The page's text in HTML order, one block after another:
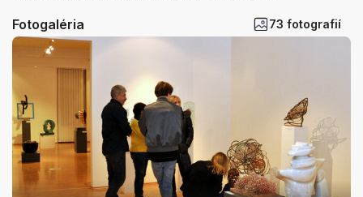
Fotogaléria 73 fotografií